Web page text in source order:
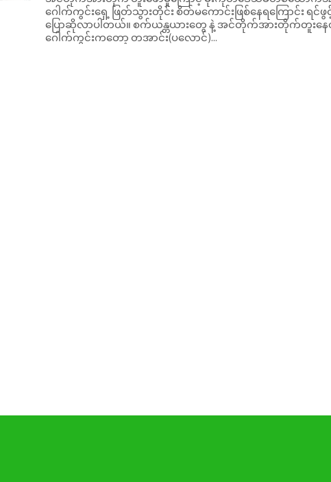
ဂေါက်ကွင်းရှေ့ ဖြတ်သွားတိုင်း စိတ်မကောင်းဖြစ်နေရကြောင်း ရင်ဖွ
ပြောဆိုလာပါတယ်။ စက်ယန္တယားတွေ နဲ့ အင်တိုက်အားတိုက်တူးနေတဲ့
ဂေါက်ကွင်းကတော့ တအာင်း(ပလောင်)...